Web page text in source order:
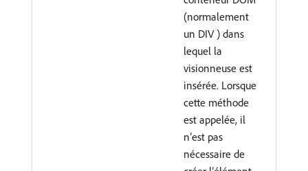
(normalement
un DIV ) dans
lequel la
visionneuse est
insérée. Lorsque
cette méthode
est appelée, il
n’est pas
nécessaire de